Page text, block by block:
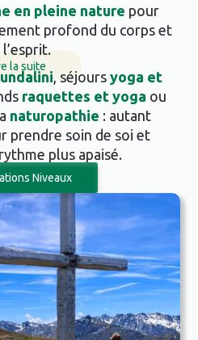
en pleine nature pour
profond du corps et
l’esprit.
, séjours yoga et
raquettes et yoga ou
naturopathie : autant
prendre soin de soi et
plus apaisé.
la suite
Niveaux